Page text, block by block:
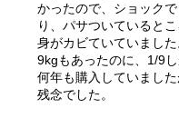
かったので、ショック
り、パサついていると
身がカビていていました
9kgもあったのに、1/9
何年も購入していまし
残念でした。